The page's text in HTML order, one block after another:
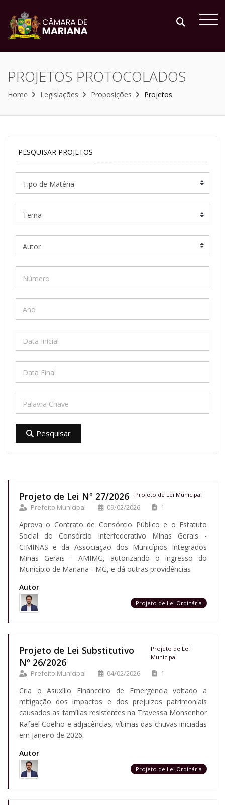
PROJETOS PROTOCOLADOS
Home Legislações Proposições Projetos
Projeto de Lei Nº 27/2026 Projeto de Lei Municipal
Prefeito Municipal 09/02/2026 1
Aprova o Contrato de Consórcio Público e o Estatuto
Social do Consórcio Interfederativo Minas Gerais -
CIMINAS e da Associação dos Municípios Integrados
Minas Gerais - AMIMG, autorizando o ingresso do
Município de Mariana - MG, e dá outras providências
Autor
Projeto de Lei Ordinária
Projeto de Lei Substitutivo
Nº 26/2026
Projeto de Lei
Municipal
Prefeito Municipal 04/02/2026 1
Cria o Asuxílio Financeiro de Emergencia voltado a
mitigação dos impactos e dos prejuizos patrimoniais
causados as famílias resistentes na Travessa Monsenhor
Rafael Coelho e adjacências, vítimas das chuvas iniciadas
em Janeiro de 2026.
Autor
Projeto de Lei Ordinária
PESQUISAR PROJETOS
Pesquisar